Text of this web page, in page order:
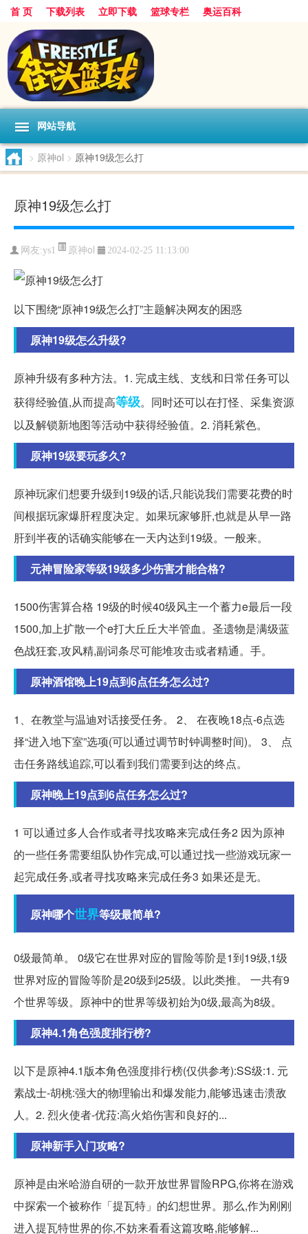
首 页 下载列表 立即下载 篮球专栏 奥运百科
网站导航
> 原神ol > 原神19级怎么打
原神19级怎么打
网友:ys1 原神ol 2024-02-25 11:13:00
以下围绕“原神19级怎么打”主题解决网友的困惑
原神19级怎么升级?
原神升级有多种方法。1. 完成主线、支线和日常任务可以
获得经验值,从而提高等级。同时还可以在打怪、采集资源
以及解锁新地图等活动中获得经验值。2. 消耗紫色。
原神19级要玩多久?
原神玩家们想要升级到19级的话,只能说我们需要花费的时
间根据玩家爆肝程度决定。如果玩家够肝,也就是从早一路
肝到半夜的话确实能够在一天内达到19级。一般来。
元神冒险家等级19级多少伤害才能合格?
1500伤害算合格 19级的时候40级风主一个蓄力e最后一段
1500,加上扩散一个e打大丘丘大半管血。圣遗物是满级蓝
色战狂套,攻风精,副词条尽可能堆攻击或者精通。手。
原神酒馆晚上19点到6点任务怎么过?
1、在教堂与温迪对话接受任务。 2、 在夜晚18点-6点选
择“进入地下室”选项(可以通过调节时钟调整时间)。 3、 点
击任务路线追踪,可以看到我们需要到达的终点。
原神晚上19点到6点任务怎么过?
1 可以通过多人合作或者寻找攻略来完成任务2 因为原神
的一些任务需要组队协作完成,可以通过找一些游戏玩家一
起完成任务,或者寻找攻略来完成任务3 如果还是无。
原神哪个世界等级最简单?
0级最简单。 0级它在世界对应的冒险等阶是1到19级,1级
世界对应的冒险等阶是20级到25级。以此类推。 一共有9
个世界等级。原神中的世界等级初始为0级,最高为8级。
原神4.1角色强度排行榜?
以下是原神4.1版本角色强度排行榜(仅供参考):SS级:1. 元
素战士-胡桃:强大的物理输出和爆发能力,能够迅速击溃敌
人。2. 烈火使者-优菈:高火焰伤害和良好的...
原神新手入门攻略?
原神是由米哈游自研的一款开放世界冒险RPG,你将在游戏
中探索一个被称作「提瓦特」的幻想世界。那么,作为刚刚
进入提瓦特世界的你,不妨来看看这篇攻略,能够解...